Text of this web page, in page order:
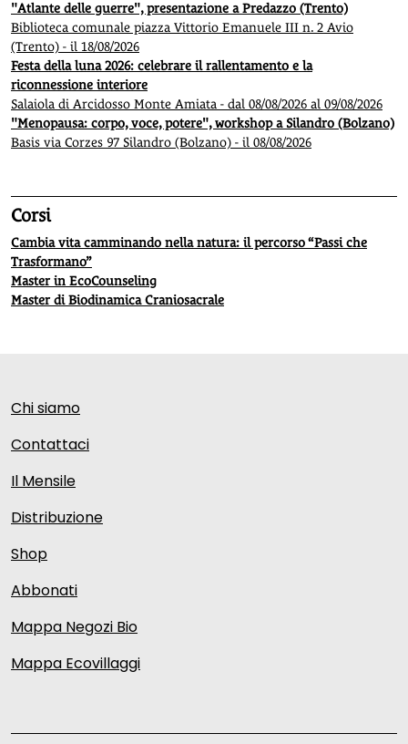
"Atlante delle guerre", presentazione a Predazzo (Trento)
Biblioteca comunale piazza Vittorio Emanuele III n. 2 Avio
(Trento) - il 18/08/2026
Festa della luna 2026: celebrare il rallentamento e la
riconnessione interiore
Salaiola di Arcidosso Monte Amiata - dal 08/08/2026 al 09/08/2026
"Menopausa: corpo, voce, potere", workshop a Silandro (Bolzano)
Basis via Corzes 97 Silandro (Bolzano) - il 08/08/2026
Corsi
Cambia vita camminando nella natura: il percorso “Passi che
Trasformano”
Master in EcoCounseling
Master di Biodinamica Craniosacrale
Chi siamo
Contattaci
Il Mensile
Distribuzione
Shop
Abbonati
Mappa Negozi Bio
Mappa Ecovillaggi